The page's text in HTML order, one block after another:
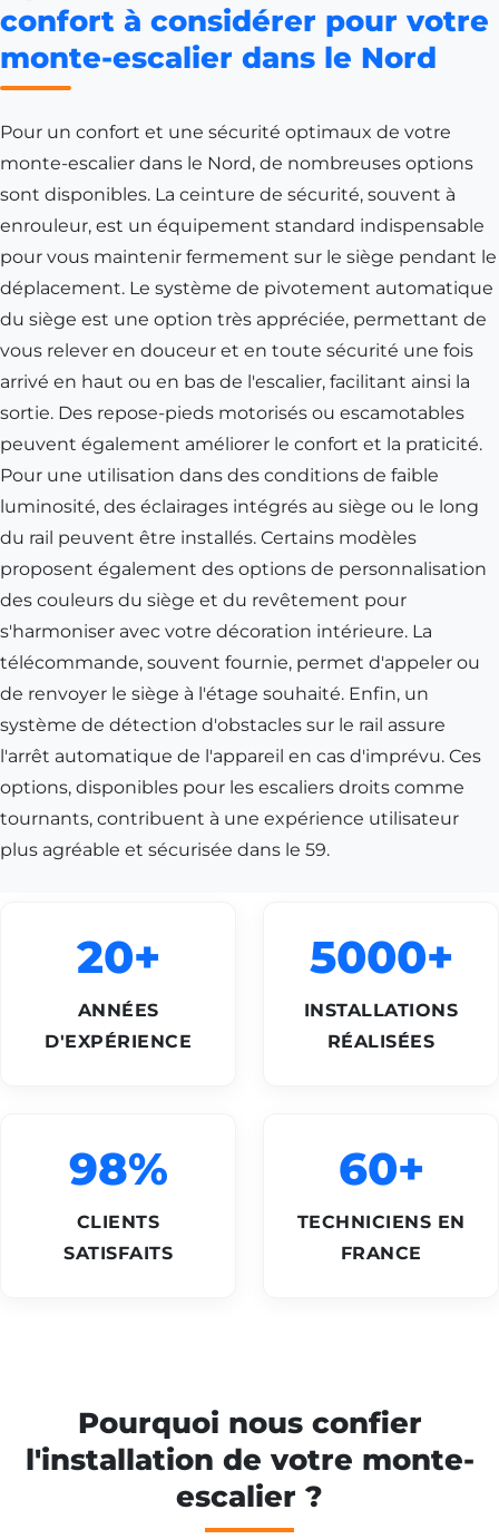
confort à considérer pour votre
monte-escalier dans le Nord
Pour un confort et une sécurité optimaux de votre
monte-escalier dans le Nord, de nombreuses options
sont disponibles. La ceinture de sécurité, souvent à
enrouleur, est un équipement standard indispensable
pour vous maintenir fermement sur le siège pendant le
déplacement. Le système de pivotement automatique
du siège est une option très appréciée, permettant de
vous relever en douceur et en toute sécurité une fois
arrivé en haut ou en bas de l'escalier, facilitant ainsi la
sortie. Des repose-pieds motorisés ou escamotables
peuvent également améliorer le confort et la praticité.
Pour une utilisation dans des conditions de faible
luminosité, des éclairages intégrés au siège ou le long
du rail peuvent être installés. Certains modèles
proposent également des options de personnalisation
des couleurs du siège et du revêtement pour
s'harmoniser avec votre décoration intérieure. La
télécommande, souvent fournie, permet d'appeler ou
de renvoyer le siège à l'étage souhaité. Enfin, un
système de détection d'obstacles sur le rail assure
l'arrêt automatique de l'appareil en cas d'imprévu. Ces
options, disponibles pour les escaliers droits comme
tournants, contribuent à une expérience utilisateur
plus agréable et sécurisée dans le 59.
20+
ANNÉES
D'EXPÉRIENCE
5000+
INSTALLATIONS
RÉALISÉES
98%
CLIENTS
SATISFAITS
60+
TECHNICIENS EN
FRANCE
Pourquoi nous confier
l'installation de votre monte-
escalier ?